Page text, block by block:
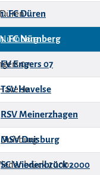
1. FC Düren
1. FC Nürnberg
FV Engers 07
TSV Havelse
RSV Meinerzhagen
MSV Duisburg
SC Wiedenbrück 2000